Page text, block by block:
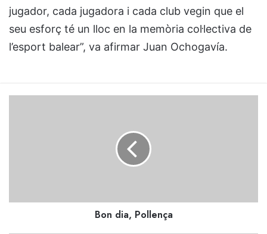
jugador, cada jugadora i cada club vegin que el
seu esforç té un lloc en la memòria col·lectiva de
l’esport balear”, va afirmar Juan Ochogavía.
Bon dia, Pollença